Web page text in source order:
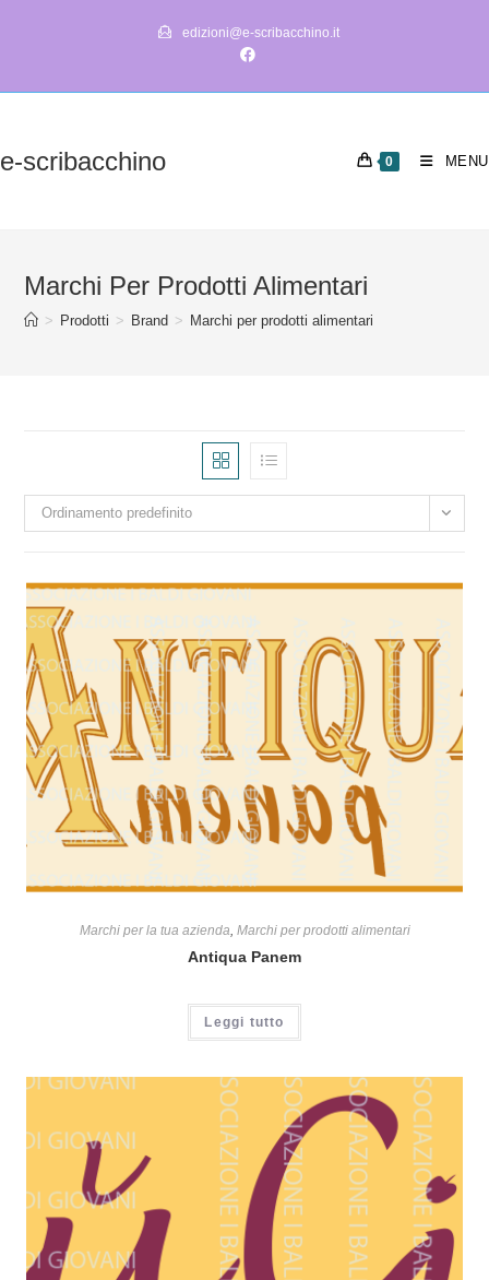
edizioni@e-scribacchino.it
e-scribacchino 0 MENU
Marchi Per Prodotti Alimentari
> Prodotti > Brand > Marchi per prodotti alimentari
Ordinamento predefinito
Marchi per la tua azienda, Marchi per prodotti alimentari
Antiqua Panem
Leggi tutto